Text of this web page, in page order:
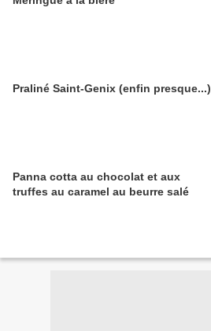
Praliné Saint-Genix (enfin presque...)
Panna cotta au chocolat et aux
truffes au caramel au beurre salé